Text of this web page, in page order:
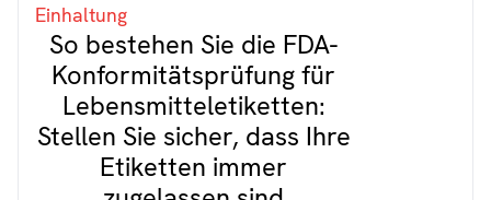
Einhaltung
So bestehen Sie die FDA-
Konformitätsprüfung für
Lebensmitteletiketten:
Stellen Sie sicher, dass Ihre
Etiketten immer